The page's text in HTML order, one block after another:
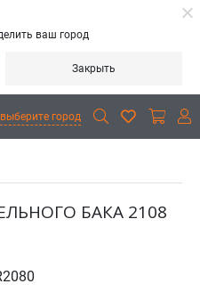
ваш город
Закрыть
выберите город
БАКА 2108